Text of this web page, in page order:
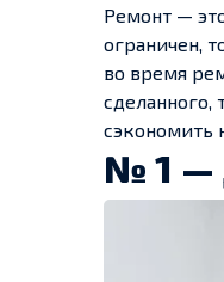
Ремонт —
ограничен,
во время
сделанного,
сэкономить
№ 1 —